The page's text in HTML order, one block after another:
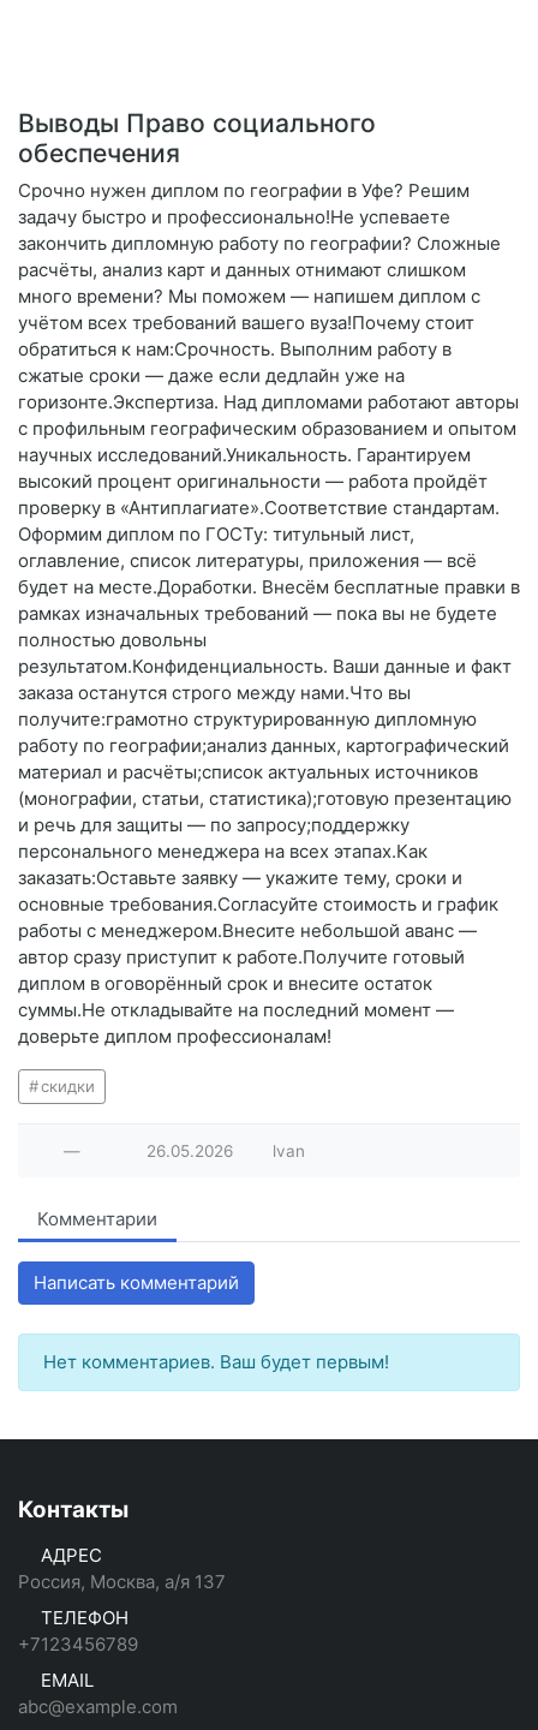
Выводы Право социального
обеспечения
Срочно нужен диплом по географии в Уфе? Решим
задачу быстро и профессионально!Не успеваете
закончить дипломную работу по географии? Сложные
расчёты, анализ карт и данных отнимают слишком
много времени? Мы поможем — напишем диплом с
учётом всех требований вашего вуза!Почему стоит
обратиться к нам:Срочность. Выполним работу в
сжатые сроки — даже если дедлайн уже на
горизонте.Экспертиза. Над дипломами работают авторы
с профильным географическим образованием и опытом
научных исследований.Уникальность. Гарантируем
высокий процент оригинальности — работа пройдёт
проверку в «Антиплагиате».Соответствие стандартам.
Оформим диплом по ГОСТу: титульный лист,
оглавление, список литературы, приложения — всё
будет на месте.Доработки. Внесём бесплатные правки в
рамках изначальных требований — пока вы не будете
полностью довольны
результатом.Конфиденциальность. Ваши данные и факт
заказа останутся строго между нами.Что вы
получите:грамотно структурированную дипломную
работу по географии;анализ данных, картографический
материал и расчёты;список актуальных источников
(монографии, статьи, статистика);готовую презентацию
и речь для защиты — по запросу;поддержку
персонального менеджера на всех этапах.Как
заказать:Оставьте заявку — укажите тему, сроки и
основные требования.Согласуйте стоимость и график
работы с менеджером.Внесите небольшой аванс —
автор сразу приступит к работе.Получите готовый
диплом в оговорённый срок и внесите остаток
суммы.Не откладывайте на последний момент —
доверьте диплом профессионалам!
скидки
— 26.05.2026 lvan
Комментарии
Написать комментарий
Нет комментариев. Ваш будет первым!
Контакты
АДРЕС
Россия, Москва, а/я 137
ТЕЛЕФОН
+7123456789
EMAIL
abc@example.com